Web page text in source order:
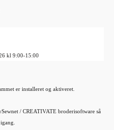
kl 9:00-15:00
er installeret og aktiveret.
/ CREATIVATE broderisoftware så